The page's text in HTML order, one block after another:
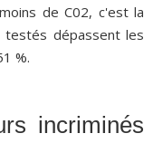
de C02, c'est la
testés dépassent les
%.
incriminés